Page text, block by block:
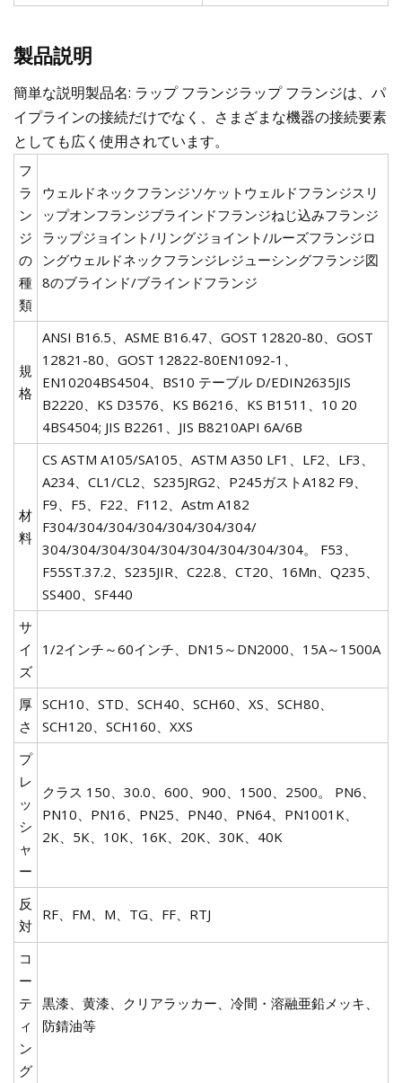
製品説明
簡単な説明製品名: ラップ フランジラップ フランジは、パ
イプラインの接続だけでなく、さまざまな機器の接続要素
としても広く使用されています。
フ
ラ
ン
ジ
の
種
類
ウェルドネックフランジソケットウェルドフランジスリ
ップオンフランジブラインドフランジねじ込みフランジ
ラップジョイント/リングジョイント/ルーズフランジロ
ングウェルドネックフランジレジューシングフランジ図
8のブラインド/ブラインドフランジ
規
格
ANSI B16.5、ASME B16.47、GOST 12820-80、GOST
12821-80、GOST 12822-80EN1092-1、
EN10204BS4504、BS10 テーブル D/EDIN2635JIS
B2220、KS D3576、KS B6216、KS B1511、10 20
4BS4504; JIS B2261、JIS B8210API 6A/6B
材
料
CS ASTM A105/SA105、ASTM A350 LF1、LF2、LF3、
A234、CL1/CL2、S235JRG2、P245ガストA182 F9、
F9、F5、F22、F112、Astm A182
F304/304/304/304/304/304/304/
304/304/304/304/304/304/304/304/304。 F53、
F55ST.37.2、S235JIR、C22.8、CT20、16Mn、Q235、
SS400、SF440
サ
イ
ズ
1/2インチ～60インチ、DN15～DN2000、15A～1500A
厚
さ
SCH10、STD、SCH40、SCH60、XS、SCH80、
SCH120、SCH160、XXS
プ
レ
ッ
シ
ャ
ー
クラス 150、30.0、600、900、1500、2500。 PN6、
PN10、PN16、PN25、PN40、PN64、PN1001K、
2K、5K、10K、16K、20K、30K、40K
反
対
RF、FM、M、TG、FF、RTJ
コ
ー
テ
ィ
ン
グ
黒漆、黄漆、クリアラッカー、冷間・溶融亜鉛メッキ、
防錆油等